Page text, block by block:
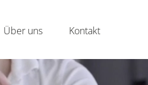
Über uns Kontakt